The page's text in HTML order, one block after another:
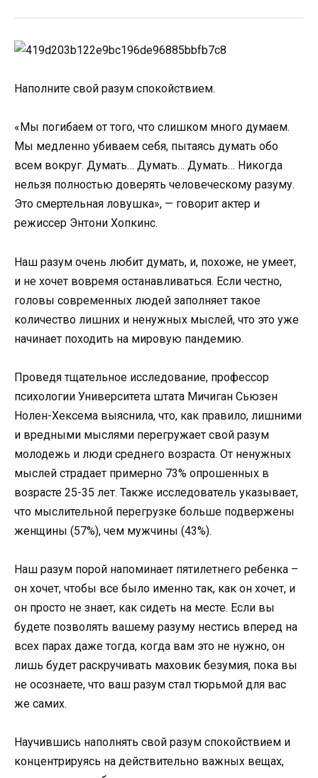
Наполните свой разум спокойствием.
«Мы погибаем от того, что слишком много думаем.
Мы медленно убиваем себя, пытаясь думать обо
всем вокруг. Думать… Думать… Думать… Никогда
нельзя полностью доверять человеческому разуму.
Это смертельная ловушка», — говорит актер и
режиссер Энтони Хопкинс.
Наш разум очень любит думать, и, похоже, не умеет,
и не хочет вовремя останавливаться. Если честно,
головы современных людей заполняет такое
количество лишних и ненужных мыслей, что это уже
начинает походить на мировую пандемию.
Проведя тщательное исследование, профессор
психологии Университета штата Мичиган Сьюзен
Нолен-Хексема выяснила, что, как правило, лишними
и вредными мыслями перегружает свой разум
молодежь и люди среднего возраста. От ненужных
мыслей страдает примерно 73% опрошенных в
возрасте 25-35 лет. Также исследователь указывает,
что мыслительной перегрузке больше подвержены
женщины (57%), чем мужчины (43%).
Наш разум порой напоминает пятилетнего ребенка –
он хочет, чтобы все было именно так, как он хочет, и
он просто не знает, как сидеть на месте. Если вы
будете позволять вашему разуму нестись вперед на
всех парах даже тогда, когда вам это не нужно, он
лишь будет раскручивать маховик безумия, пока вы
не осознаете, что ваш разум стал тюрьмой для вас
же самих.
Научившись наполнять свой разум спокойствием и
концентрируясь на действительно важных вещах,